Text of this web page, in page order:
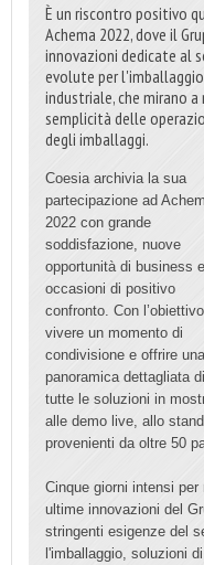
È un riscontro positivo
Achema 2022, dove il
innovazioni dedicate al
evolute per
industriale, che mirano
semplicità delle
degli imballaggi.
Coesia archivia la sua
partecipazione ad
2022 con grande
soddisfazione, nuove
opportunità di business e
occasioni di positivo
confronto. Con
vivere un momento di
condivisione e offrire una
panoramica dettagliata di
tutte le soluzioni in
alle demo live, allo
provenienti da oltre 50
Cinque giorni intensi
ultime innovazioni del
stringenti esigenze del
l'imballaggio, soluzioni